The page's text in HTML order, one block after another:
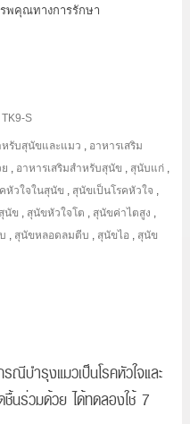
พคุณทางการรักษา
S
หรับสุนัขและแมว , อาหารเสริม
, อาหารเสริมสำหรับสุนัข , สุนับแก่ ,
หัวใจในสุนัข , สุนัขเป็นโรคหัวใจ ,
นัข , สุนัขหัวใจโต , สุนัขค่าไตสูง ,
, สุนัขหลอดลมตีบ , สุนัขไอ , สุนัข
ณีบำรุงแมวเป็นโรคหัวใจและ
ชื้นร่วมด้วย ได้ทดลองใช้ 7